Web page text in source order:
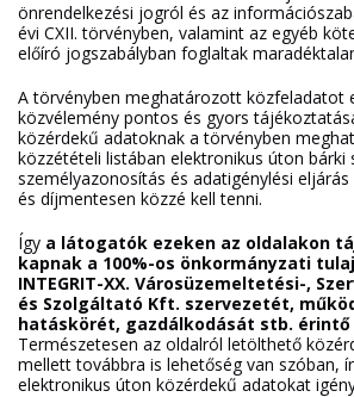
önrendelkezési jogról és az
évi CXII. törvényben, valamint az egyéb
előíró jogszabályban foglaltak
A törvényben meghatározott közfeladatot
közvélemény pontos és gyors
közérdekű adatoknak a törvényben
közzétételi listában elektronikus úton bárki
személyazonosítás és adatigénylési
és díjmentesen közzé kell tenni.
Így a látogatók ezeken az oldalakon
kapnak a 100%-os önkormányzati
INTEGRIT-XX. Városüzemeltetési-,
és Szolgáltató Kft. szervezetét,
hatáskörét, gazdálkodását stb.
Természetesen az oldalról letölthető
mellett továbbra is lehetőség van szóban,
elektronikus úton közérdekű adatokat